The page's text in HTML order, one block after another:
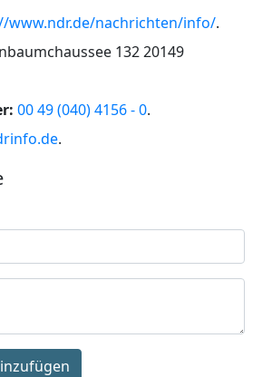
www.ndr.de/nachrichten/info/.
132 20149
00 49 (040) 4156 - 0.
.